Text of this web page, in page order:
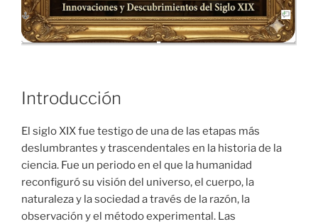
Introducción
El siglo XIX fue testigo de una de las etapas más
deslumbrantes y trascendentales en la historia de la
ciencia. Fue un periodo en el que la humanidad
reconfiguró su visión del universo, el cuerpo, la
naturaleza y la sociedad a través de la razón, la
observación y el método experimental. Las